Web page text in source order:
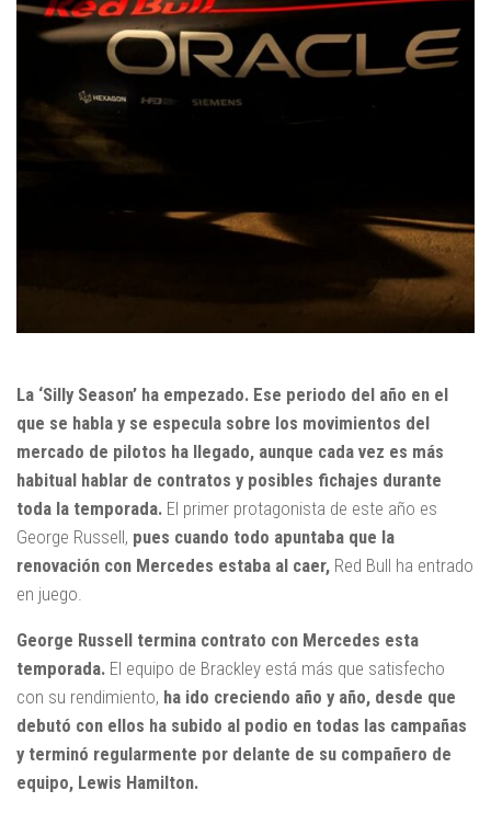
La ‘Silly Season’ ha empezado. Ese periodo del año en el
que se habla y se especula sobre los movimientos del
mercado de pilotos ha llegado, aunque cada vez es más
habitual hablar de contratos y posibles fichajes durante
toda la temporada. El primer protagonista de este año es
George Russell, pues cuando todo apuntaba que la
renovación con Mercedes estaba al caer, Red Bull ha entrado
en juego.
George Russell termina contrato con Mercedes esta
temporada. El equipo de Brackley está más que satisfecho
con su rendimiento, ha ido creciendo año y año, desde que
debutó con ellos ha subido al podio en todas las campañas
y terminó regularmente por delante de su compañero de
equipo, Lewis Hamilton.